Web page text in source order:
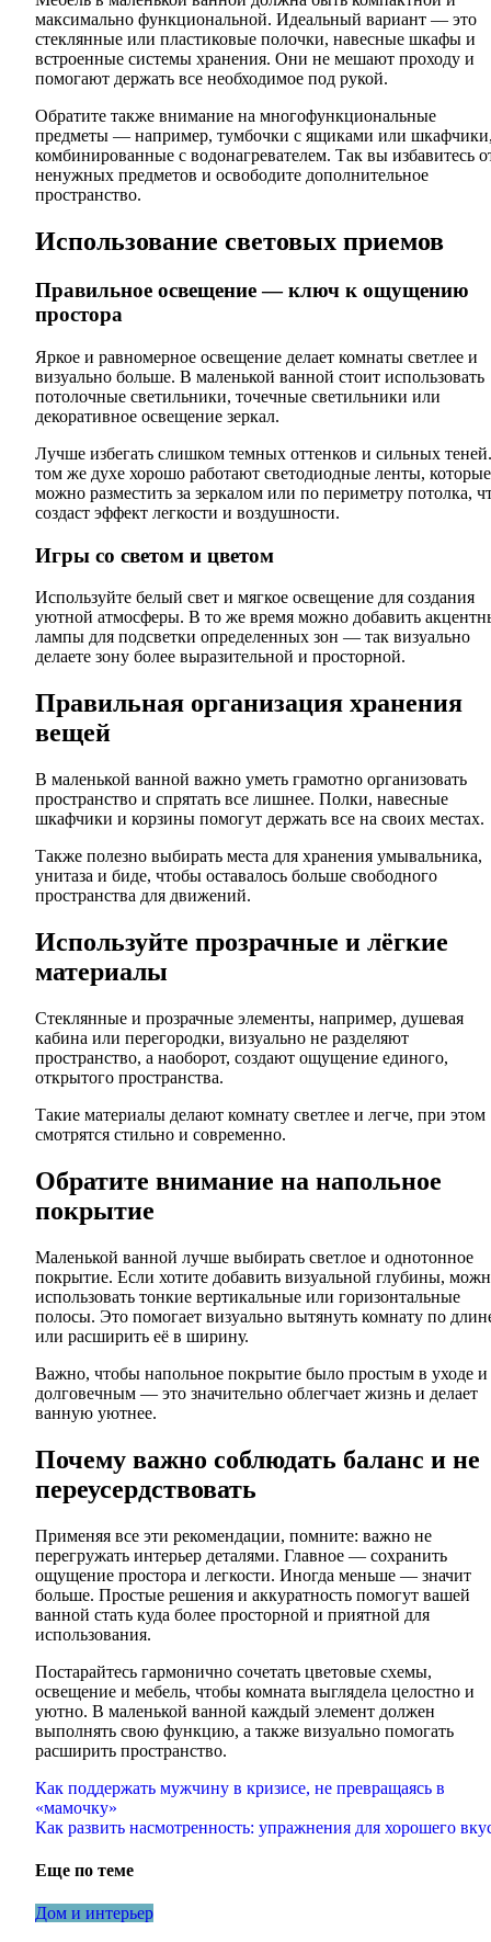
максимально функциональной. Идеальный вариант — это
стеклянные или пластиковые полочки, навесные шкафы и
встроенные системы хранения. Они не мешают проходу и
помогают держать все необходимое под рукой.
Обратите также внимание на многофункциональные
предметы — например, тумбочки с ящиками или
комбинированные с водонагревателем. Так вы избавитесь
ненужных предметов и освободите дополнительное
пространство.
Использование световых приемов
Правильное освещение — ключ к ощущению
простора
Яркое и равномерное освещение делает комнаты светлее и
визуально больше. В маленькой ванной стоит использовать
потолочные светильники, точечные светильники или
декоративное освещение зеркал.
Лучше избегать слишком темных оттенков и сильных
том же духе хорошо работают светодиодные ленты, которые
можно разместить за зеркалом или по периметру потолка,
создаст эффект легкости и воздушности.
Игры со светом и цветом
Используйте белый свет и мягкое освещение для создания
уютной атмосферы. В то же время можно добавить
лампы для подсветки определенных зон — так визуально
делаете зону более выразительной и просторной.
Правильная организация хранения
вещей
В маленькой ванной важно уметь грамотно организовать
пространство и спрятать все лишнее. Полки, навесные
шкафчики и корзины помогут держать все на своих местах.
Также полезно выбирать места для хранения умывальника,
унитаза и биде, чтобы оставалось больше свободного
пространства для движений.
Используйте прозрачные и лёгкие
материалы
Стеклянные и прозрачные элементы, например, душевая
кабина или перегородки, визуально не разделяют
пространство, а наоборот, создают ощущение единого,
открытого пространства.
Такие материалы делают комнату светлее и легче, при этом
смотрятся стильно и современно.
Обратите внимание на напольное
покрытие
Маленькой ванной лучше выбирать светлое и однотонное
покрытие. Если хотите добавить визуальной глубины,
использовать тонкие вертикальные или горизонтальные
полосы. Это помогает визуально вытянуть комнату по
или расширить её в ширину.
Важно, чтобы напольное покрытие было простым в уходе и
долговечным — это значительно облегчает жизнь и делает
ванную уютнее.
Почему важно соблюдать баланс и не
переусердствовать
Применяя все эти рекомендации, помните: важно не
перегружать интерьер деталями. Главное — сохранить
ощущение простора и легкости. Иногда меньше — значит
больше. Простые решения и аккуратность помогут вашей
ванной стать куда более просторной и приятной для
использования.
Постарайтесь гармонично сочетать цветовые схемы,
освещение и мебель, чтобы комната выглядела целостно и
уютно. В маленькой ванной каждый элемент должен
выполнять свою функцию, а также визуально помогать
расширить пространство.
Навигация
по
Как поддержать мужчину в кризисе, не превращаясь в
«мамочку»
Как развить насмотренность: упражнения для хорошего
Еще по теме
Дом и интерьер